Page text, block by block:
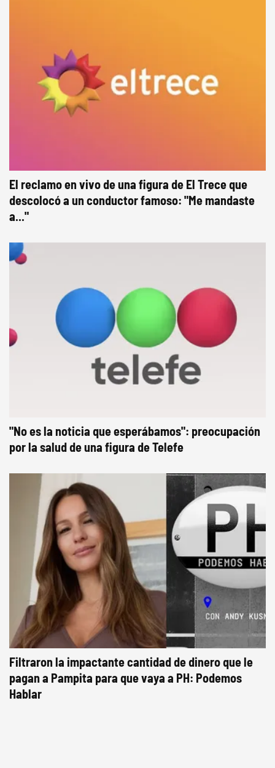
El reclamo en vivo de una figura de El Trece que
descolocó a un conductor famoso: "Me mandaste
a..."
"No es la noticia que esperábamos": preocupación
por la salud de una figura de Telefe
Filtraron la impactante cantidad de dinero que le
pagan a Pampita para que vaya a PH: Podemos
Hablar